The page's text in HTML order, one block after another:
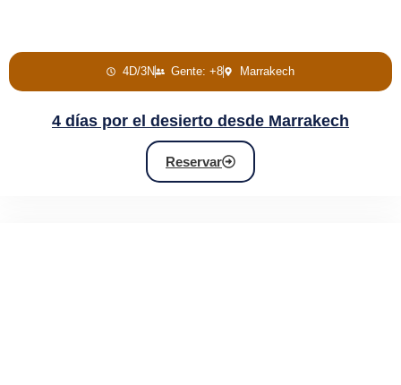
4D/3N Gente: +8 Marrakech
4 días por el desierto desde Marrakech
Reservar